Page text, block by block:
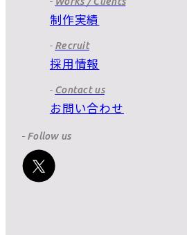
制作実績
Recruit
採用情報
Contact us
お問い合わせ
Follow us